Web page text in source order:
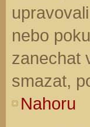
nebo
zanechat
smazat,
Nahoru